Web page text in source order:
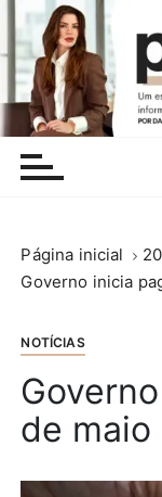
Página inicial
Governo inicia
NOTÍCIAS
de